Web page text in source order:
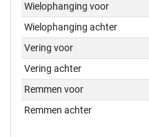
Wielophanging voor
Wielophanging achter
Vering voor
Vering achter
Remmen voor
Remmen achter